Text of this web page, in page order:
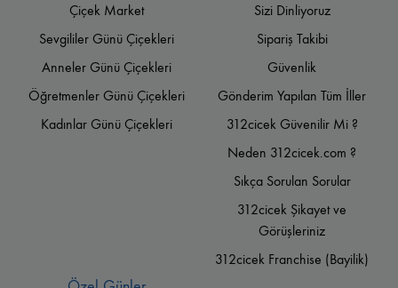
Çiçek Market
Sevgililer Günü Çiçekleri
Anneler Günü Çiçekleri
Öğretmenler Günü Çiçekleri
Kadınlar Günü Çiçekleri
Sizi Dinliyoruz
Sipariş Takibi
Güvenlik
Gönderim Yapılan Tüm İller
312cicek Güvenilir Mi ?
Neden 312cicek.com ?
Sıkça Sorulan Sorular
312cicek Şikayet ve
Görüşleriniz
312cicek Franchise (Bayilik)